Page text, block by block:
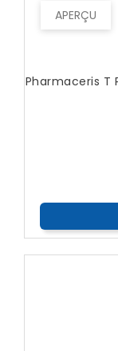
APERÇU
Pharmaceris T